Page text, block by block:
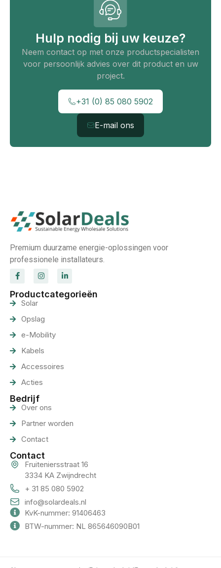
Hulp nodig bij uw keuze?
Neem contact op met onze productspecialisten
voor persoonlijk advies over dit product en uw
project.
+31 (0) 85 080 5902
E-mail ons
Premium duurzame energie-oplossingen voor
professionele installateurs.
Productcategorieën
Solar
Opslag
e-Mobility
Kabels
Accessoires
Acties
Bedrijf
Over ons
Partner worden
Contact
Contact
Fruiteniersstraat 16
3334 KA Zwijndrecht
+ 31 85 080 5902
info@solardeals.nl
KvK-nummer: 91406463
BTW-nummer: NL 865646090B01